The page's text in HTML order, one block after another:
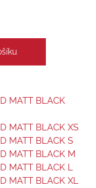
MATT BLACK
MATT BLACK XS
MATT BLACK S
MATT BLACK M
MATT BLACK L
MATT BLACK XL